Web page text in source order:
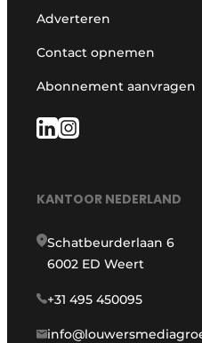
Adverteren
Contact opnemen
Abonnement aanvragen
KANTOOR NEDERLAND
Schatbeurderlaan 6
6002 ED Weert
+31 495 450095